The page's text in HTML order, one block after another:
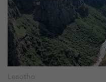
Lesotho